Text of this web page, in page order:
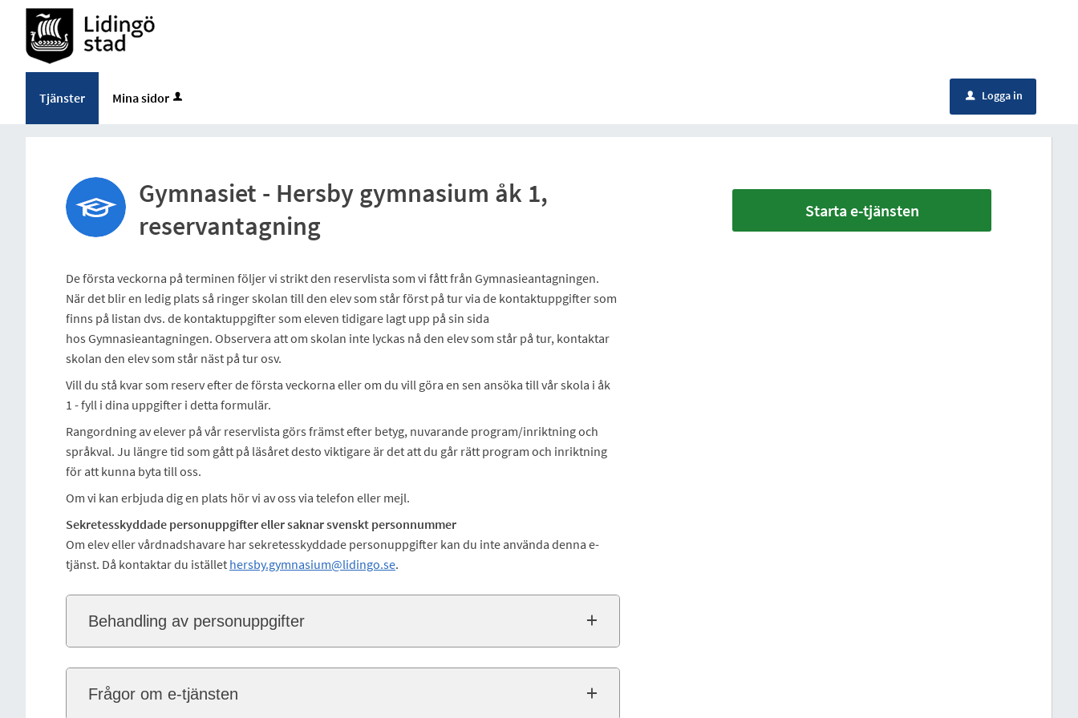
Tjänster Mina sidor u Logga in
Gymnasiet - Hersby gymnasium åk 1,
reservantagning
De första veckorna på terminen följer vi strikt den reservlista som vi fått från Gymnasieantagningen.
När det blir en ledig plats så ringer skolan till den elev som står först på tur via de kontaktuppgifter som
finns på listan dvs. de kontaktuppgifter som eleven tidigare lagt upp på sin sida
hos Gymnasieantagningen. Observera att om skolan inte lyckas nå den elev som står på tur, kontaktar
skolan den elev som står näst på tur osv.
Vill du stå kvar som reserv efter de första veckorna eller om du vill göra en sen ansöka till vår skola i åk
1 - fyll i dina uppgifter i detta formulär.
Rangordning av elever på vår reservlista görs främst efter betyg, nuvarande program/inriktning och
språkval. Ju längre tid som gått på läsåret desto viktigare är det att du går rätt program och inriktning
för att kunna byta till oss.
Om vi kan erbjuda dig en plats hör vi av oss via telefon eller mejl.
Sekretesskyddade personuppgifter eller saknar svenskt personnummer
Om elev eller vårdnadshavare har sekretesskyddade personuppgifter kan du inte använda denna e-
tjänst. Då kontaktar du istället hersby.gymnasium@lidingo.se.
Behandling av personuppgifter
Frågor om e-tjänsten
Starta e-tjänsten